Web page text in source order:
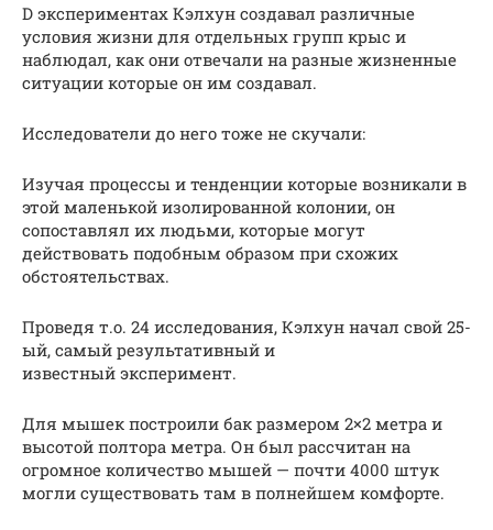
D экспериментах Кэлхун создавал различные
условия жизни для отдельных групп крыс и
наблюдал, как они отвечали на разные жизненные
ситуации которые он им создавал.
Исследователи до него тоже не скучали:
Изучая процессы и тенденции которые возникали в
этой маленькой изолированной колонии, он
сопоставлял их людьми, которые могут
действовать подобным образом при схожих
обстоятельствах.
Проведя т.о. 24 исследования, Кэлхун начал свой 25-
ый, самый результативный и
известный эксперимент.
Для мышек построили бак размером 2×2 метра и
высотой полтора метра. Он был рассчитан на
огромное количество мышей — почти 4000 штук
могли существовать там в полнейшем комфорте.